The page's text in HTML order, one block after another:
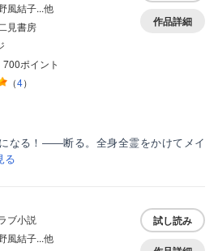
風結子...他
見書房
ポイント
（4）
作品詳細
なる！――断る。全身全霊をかけてメイ
る
ブ小説
風結子...他
試し読み